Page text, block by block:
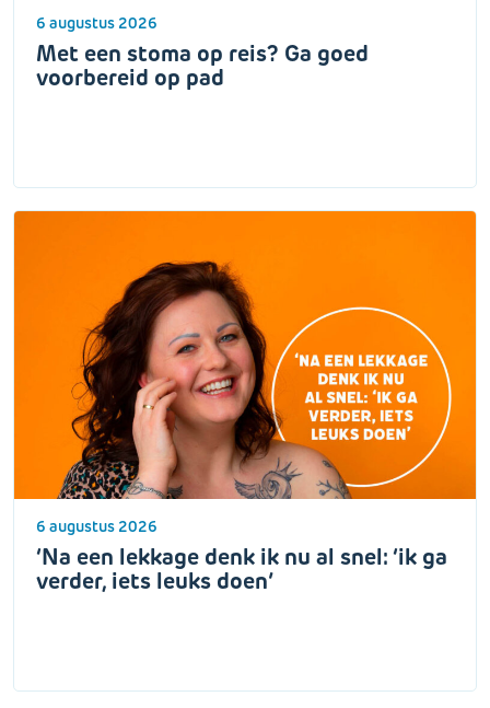
6 augustus 2026
Met een stoma op reis? Ga goed
voorbereid op pad
6 augustus 2026
‘Na een lekkage denk ik nu al snel: ‘ik ga
verder, iets leuks doen’